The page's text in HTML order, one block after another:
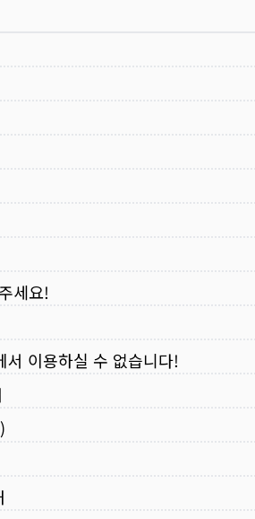
세요!
서 이용하실 수 없습니다!